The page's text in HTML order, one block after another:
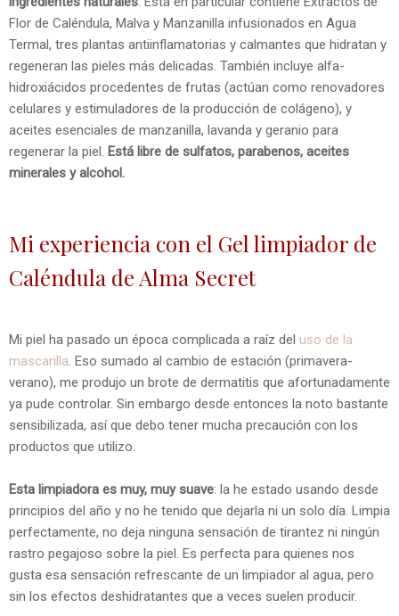
Flor de Caléndula, Malva y Manzanilla infusionados en Agua
Termal, tres plantas antiinflamatorias y calmantes que hidratan y
regeneran las pieles más delicadas. También incluye alfa-
hidroxiácidos procedentes de frutas (actúan como renovadores
celulares y estimuladores de la producción de colágeno), y
aceites esenciales de manzanilla, lavanda y geranio para
regenerar la piel. Está libre de sulfatos, parabenos, aceites
minerales y alcohol.
Mi experiencia con el Gel limpiador de
Caléndula de Alma Secret
Mi piel ha pasado un época complicada a raíz del uso de la
mascarilla. Eso sumado al cambio de estación (primavera-
verano), me produjo un brote de dermatitis que afortunadamente
ya pude controlar. Sin embargo desde entonces la noto bastante
sensibilizada, así que debo tener mucha precaución con los
productos que utilizo.
Esta limpiadora es muy, muy suave: la he estado usando desde
principios del año y no he tenido que dejarla ni un solo día. Limpia
perfectamente, no deja ninguna sensación de tirantez ni ningún
rastro pegajoso sobre la piel. Es perfecta para quienes nos
gusta esa sensación refrescante de un limpiador al agua, pero
sin los efectos deshidratantes que a veces suelen producir.